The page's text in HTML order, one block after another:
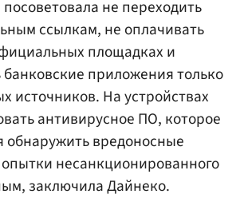
не переходить
ссылкам, не оплачивать
площадках и
банковские приложения только
источников. На устройствах
антивирусное ПО, которое
обнаружить вредоносные
несанкционированного
заключила Дайнеко.